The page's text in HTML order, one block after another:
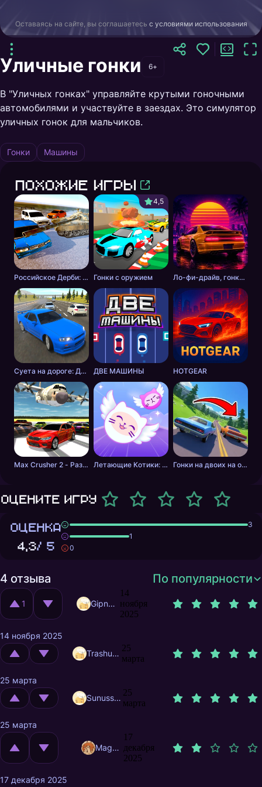
Оставаясь на сайте, вы соглашаетесь с условиями использования
Уличные гонки 6+
В "Уличных гонках" управляйте крутыми гоночными
автомобилями и участвуйте в заездах. Это симулятор
уличных гонок для мальчиков.
Гонки Машины
Похожие игры
Российское Дерби: Столкновение
4,5
Гонки с оружием Ло-фи-драйв, гонки на закате
Суета на дороге: Дикие шашки ДВЕ МАШИНЫ HOTGEAR
Max Crusher 2 - Разрушения, Дрифт и Гонки! Летающие Котики: Музыкальные Гонки! Гонки на двоих на одном ПК: ГТА режим отдыхает!
Оцените игру
ОЦЕНКА
4,3/ 5
3
1
0
4 отзыва По популярности
1 Gipnoz.game
14
ноября
2025
14 ноября 2025
Trashuser
25
марта
25 марта
Sunusstex
25
марта
25 марта
MagnificentMrFox
17
декабря
2025
17 декабря 2025